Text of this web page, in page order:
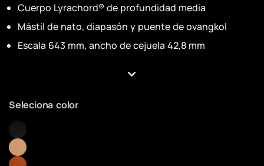
Cuerpo Lyrachord® de profundidad media
Mástil de nato, diapasón y puente de ovangkol
Escala 643 mm, ancho de cejuela 42,8 mm
Seleciona color